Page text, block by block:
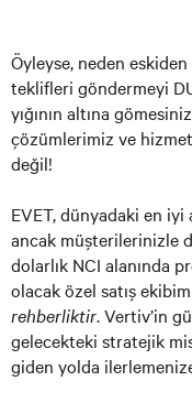
Öyleyse, neden
teklifleri göndermeyi
yığının altına
çözümlerimiz ve
değil!
EVET, dünyadaki en
ancak müşterilerinizle
dolarlık NCI alanında
olacak özel satış
rehberliktir. Vertiv’in
gelecekteki stratejik
giden yolda